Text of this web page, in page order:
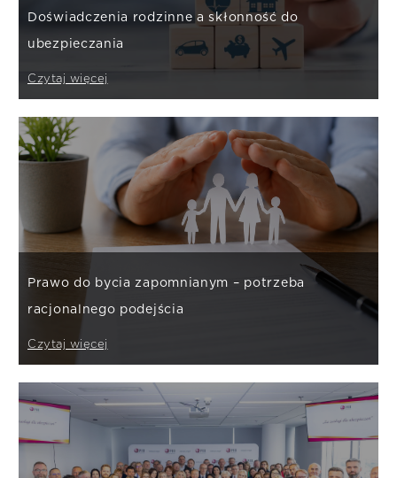
Doświadczenia rodzinne a skłonność do
ubezpieczania
Czytaj więcej
Prawo do bycia zapomnianym – potrzeba
racjonalnego podejścia
Czytaj więcej